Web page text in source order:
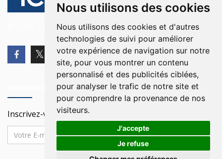
Nous utilisons des cookies
Nous utilisons des cookies et d'autres
technologies de suivi pour améliorer
votre expérience de navigation sur notre
site, pour vous montrer un contenu
personnalisé et des publicités ciblées,
pour analyser le trafic de notre site et
pour comprendre la provenance de nos
visiteurs.
J'accepte
Je refuse
© 2026 Ici Beyrouth. Tous les droits sont réservés.
Inscrivez-vous à notre Newsletter